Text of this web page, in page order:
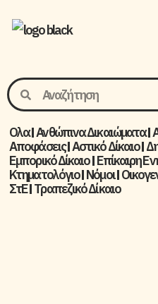
Ολα Ανθώπινα Δικαιώματα
Αποφάσεις Αστικό Δίκαιο
Εμπορικό Δίκαιο Επίκαιρη
Κτηματολόγιο Νόμοι
ΣτΕ Τραπεζικό Δίκαιο